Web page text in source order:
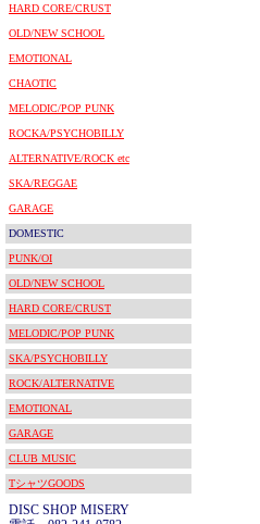
HARD CORE/CRUST
OLD/NEW SCHOOL
EMOTIONAL
CHAOTIC
MELODIC/POP PUNK
ROCKA/PSYCHOBILLY
ALTERNATIVE/ROCK etc
SKA/REGGAE
GARAGE
DOMESTIC
PUNK/OI
OLD/NEW SCHOOL
HARD CORE/CRUST
MELODIC/POP PUNK
SKA/PSYCHOBILLY
ROCK/ALTERNATIVE
EMOTIONAL
GARAGE
CLUB MUSIC
TシャツGOODS
DISC SHOP MISERY